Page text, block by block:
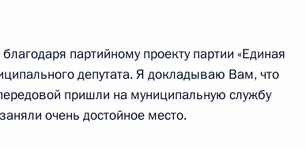
наград
партийному проекту партии «Единая
депутата. Я докладываю Вам, что
пришли на муниципальную службу
очень достойное место.